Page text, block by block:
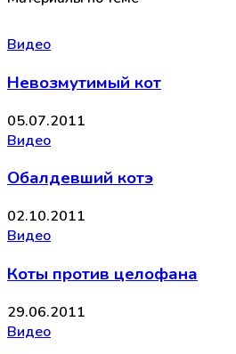
Видео
Невозмутимый кот
05.07.2011
Видео
Обалдевший котэ
02.10.2011
Видео
Коты против целофана
29.06.2011
Видео